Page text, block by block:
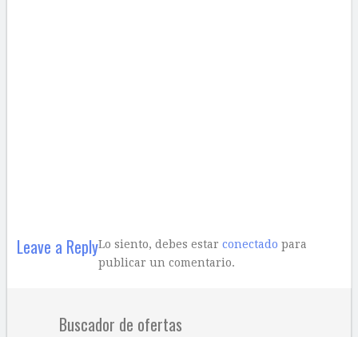
Leave a ReplyLo siento, debes estar conectado para
publicar un comentario.
Buscador de ofertas